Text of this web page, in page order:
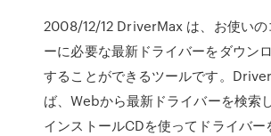
2008/12/12 DriverMax は、お使いの
ーに必要な最新ドライバーをダウン
することができるツールです。
ば、Webから最新ドライバーを検索
インストールCDを使ってドライバー